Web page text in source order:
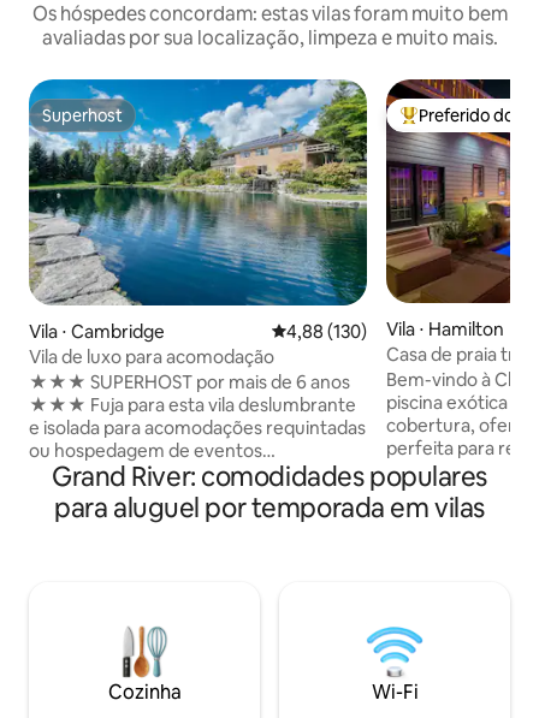
Os hóspedes concordam: estas vilas foram muito bem
avaliadas por sua localização, limpeza e muito mais.
Superhost
Superhost
Vila ⋅ Cambridge 4,88 de uma avaliação média de
4,88 (130)
Vila de luxo para acomodação
★★★ SUPERHOST por mais de 6 anos
★★★ Fuja para esta vila deslumbrante
e isolada para acomodações requintadas
ou hospedagem de eventos
memoráveis. Vila ✔ isolada em um
terreno de 8,8 acres Lagoa ✔ privativa
de 3 metros de profundidade natural
de alta qualidade: oferece conforto e
Clube de Golfe Whistle Bear e Langdon
Hall (Relais & Châteaux, 5 Diamond
Entre os
Preferido dos
Vila ⋅ Hamilton
Casa de praia
níveis e banheira
Bem-vindo à
piscina exótica
cobertura,
perfeita para
íntimos ou uma
Localizado a
de areia,
encontrará
putt, Jetski e
remo e ótimos
a 5 minutos de
Grand River: comodidades populares
para aluguel por temporada em vilas
Cozinha Wi-Fi